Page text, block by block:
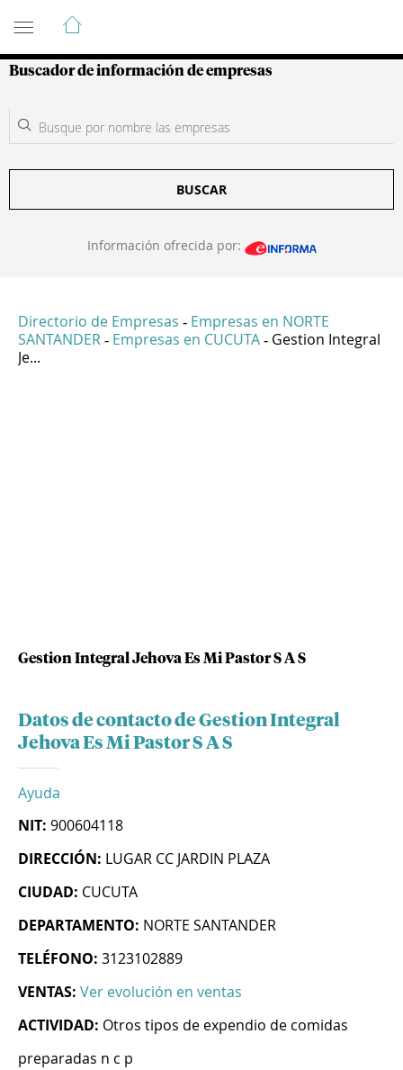
Guía de Empresas Colombianas
Buscador de información de empresas
BUSCAR
Información ofrecida por:
Directorio de Empresas - Empresas en NORTE
SANTANDER - Empresas en CUCUTA - Gestion Integral
Je...
Gestion Integral Jehova Es Mi Pastor S A S
Datos de contacto de Gestion Integral
Jehova Es Mi Pastor S A S
Ayuda
NIT: 900604118
DIRECCIÓN: LUGAR CC JARDIN PLAZA
CIUDAD: CUCUTA
DEPARTAMENTO: NORTE SANTANDER
TELÉFONO: 3123102889
VENTAS: Ver evolución en ventas
ACTIVIDAD: Otros tipos de expendio de comidas
preparadas n c p